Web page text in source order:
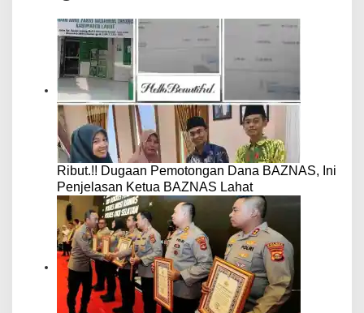
Ribut.!! Dugaan Pemotongan Dana BAZNAS, Ini
Penjelasan Ketua BAZNAS Lahat